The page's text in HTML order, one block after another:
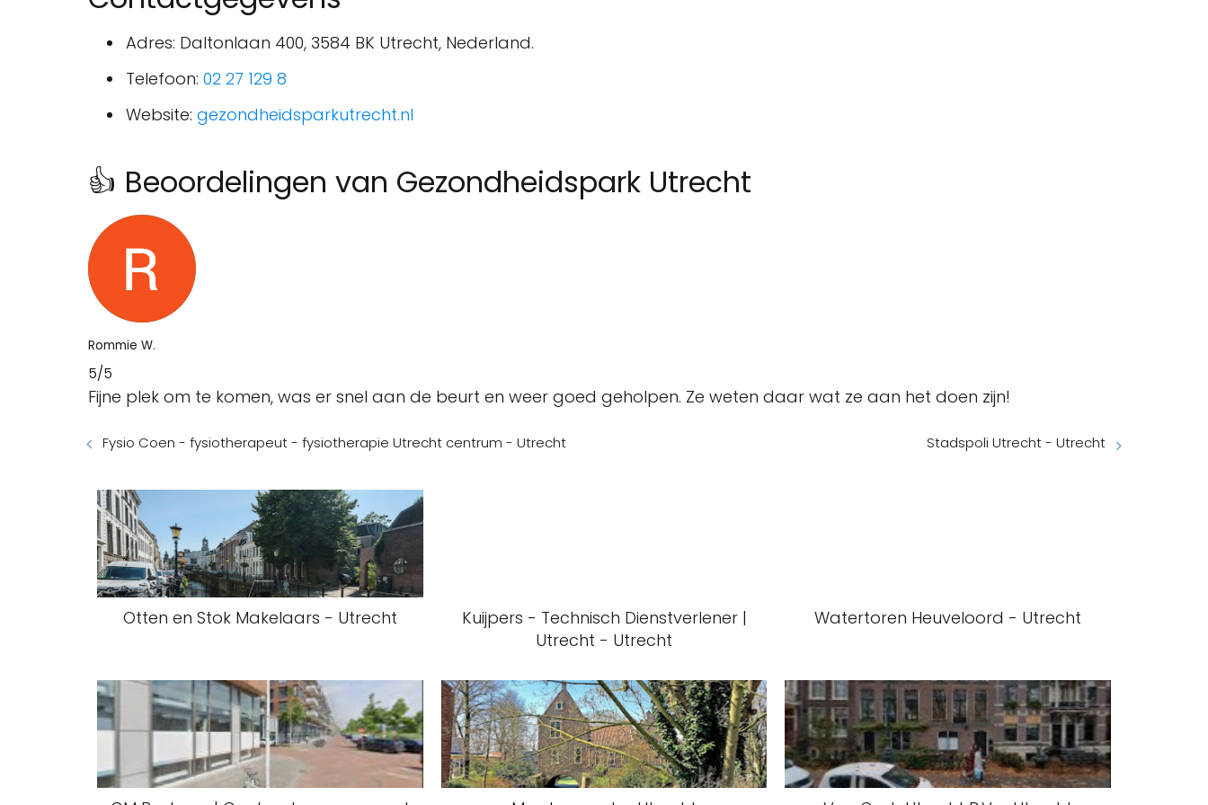
Adres: Daltonlaan 400, 3584 BK Utrecht, Nederland.
Telefoon: 02 27 129 8
Website: gezondheidsparkutrecht.nl
👍 Beoordelingen van Gezondheidspark Utrecht
Rommie W.
5/5
Fijne plek om te komen, was er snel aan de beurt en weer goed geholpen. Ze weten daar wat ze aan het doen zijn!
Fysio Coen - fysiotherapeut - fysiotherapie Utrecht centrum - Utrecht Stadspoli Utrecht - Utrecht
Otten en Stok Makelaars - Utrecht
Kuijpers - Technisch Dienstverlener |
Utrecht - Utrecht
Watertoren Heuveloord - Utrecht